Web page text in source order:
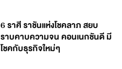
6 ราศี ราชันแห่งโชคลาภ สยบ
ราบคาบความจน คอนเนกชันดี มี
โชคกับธุรกิจใหม่ๆ